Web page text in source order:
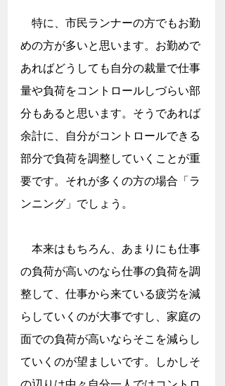
特に、市民ランナーの方でもお勤
めの方が多いと思います。お勤めで
あればどうしても自分の裁量で仕事
量や負荷をコントロールしづらい部
分もあると思います。そうであれば
余計に、自分がコントロールできる
部分で負荷を調整していくことが重
要です。それが多くの方の場合「ラ
ンニング」でしょう。
本来はもちろん、あまりにも仕事
の負荷が高いのなら仕事の負荷を調
整して、仕事から来ている疲労を減
らしていくのが大事ですし、家庭の
面での負荷が高いならそこを減らし
ていくのが望ましいです。しかしそ